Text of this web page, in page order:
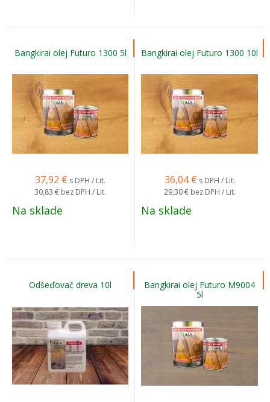
Bangkirai olej Futuro 1300 5l
37,92 € s DPH / Lit.
30,83 € bez DPH / Lit.
Na sklade
Bangkirai olej Futuro 1300 10l
36,04 € s DPH / Lit.
29,30 € bez DPH / Lit.
Na sklade
Odšeďovač dreva 10l
Bangkirai olej Futuro M9004
5l